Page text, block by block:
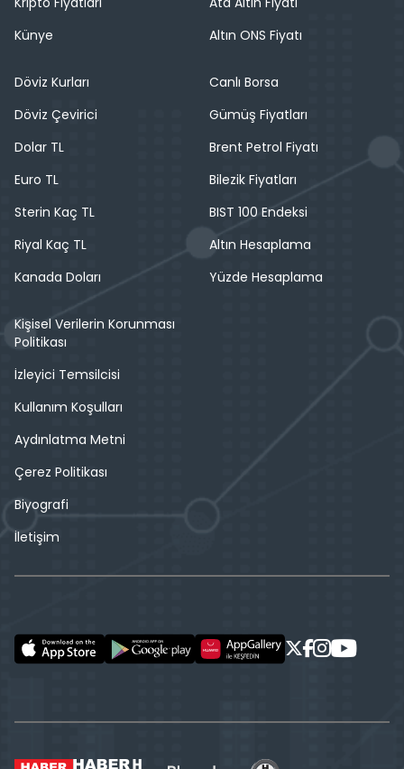
Künye
Altın ONS Fiyatı
Döviz Kurları
Döviz Çevirici
Dolar TL
Euro TL
Sterin Kaç TL
Riyal Kaç TL
Kanada Doları
Canlı Borsa
Gümüş Fiyatları
Brent Petrol Fiyatı
Bilezik Fiyatları
BIST 100 Endeksi
Altın Hesaplama
Yüzde Hesaplama
Kişisel Verilerin Korunması
Politikası
İzleyici Temsilcisi
Kullanım Koşulları
Aydınlatma Metni
Çerez Politikası
Biyografi
İletişim